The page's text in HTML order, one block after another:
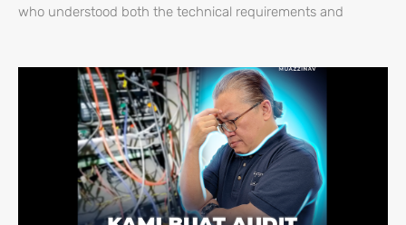
who understood both the technical requirements and